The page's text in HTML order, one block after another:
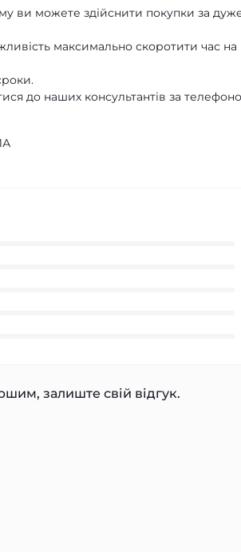
ви можете здійснити покупки за
максимально скоротити час на
до наших консультантів за
залиште свій відгук.